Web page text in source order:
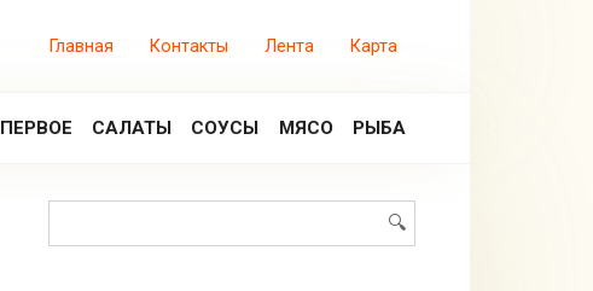
Главная Контакты Лента Карта
ПЕРВОЕ САЛАТЫ СОУСЫ МЯСО РЫБА